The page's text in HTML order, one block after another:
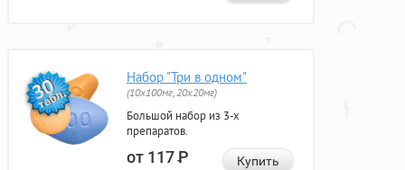
Набор "Три в одном"
(10x100мг, 20x20мг)
Большой набор из 3-х
препаратов.
от 117Р Купить